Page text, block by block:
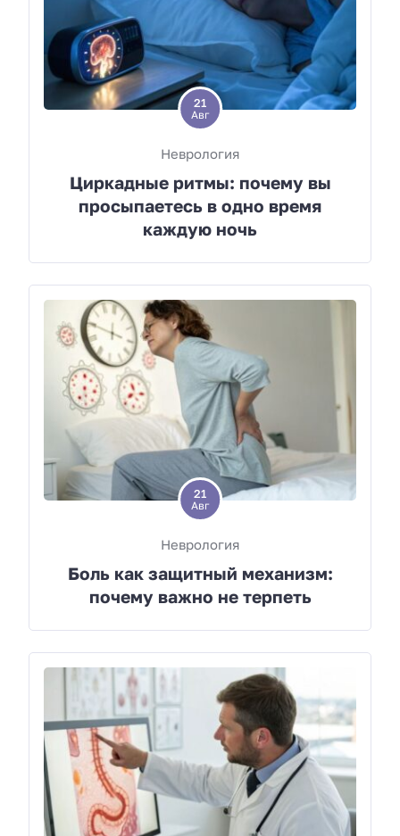
21
Авг
Неврология
Циркадные ритмы: почему вы
просыпаетесь в одно время
каждую ночь
21
Авг
Неврология
Боль как защитный механизм:
почему важно не терпеть